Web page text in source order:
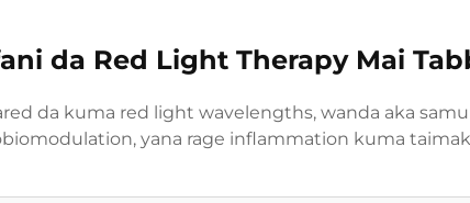
da Red Light Therapy Mai
da kuma red light wavelengths, wanda aka
yana rage inflammation kuma